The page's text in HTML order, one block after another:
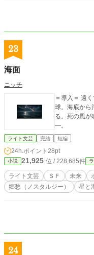
23
海面
ニッチ
＝導入＝ 遠
球。海底から
る。死の風
―。
ライト文芸 完結 短編
24h.ポイント 28pt
小説 21,925 位 / 228,685件
ライト文芸 ＳＦ 未来
郷愁（ノスタルジー）
星と
24